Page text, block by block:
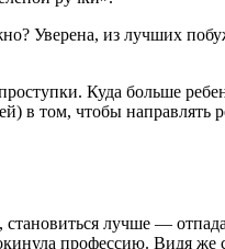
Уверена, из лучших
Куда больше
в том, чтобы направлять
лучше —
профессию. Видя